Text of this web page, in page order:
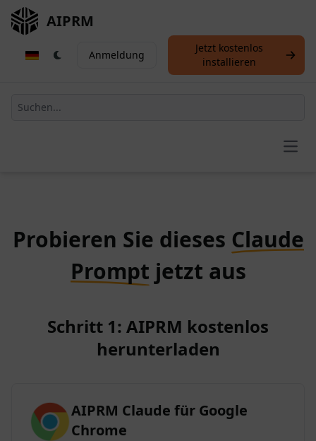
AIPRM
Anmeldung
Jetzt kostenlos
installieren
Probieren Sie dieses Claude
Prompt jetzt aus
Schritt 1: AIPRM kostenlos
herunterladen
AIPRM Claude für Google
Chrome